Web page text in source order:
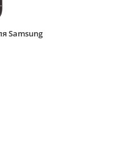
Samsung